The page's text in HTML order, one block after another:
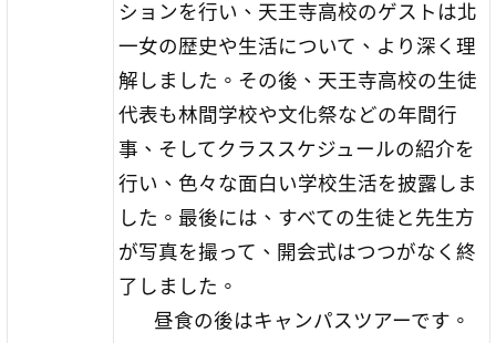
ションを行い、天王寺高校のゲストは北
一女の歴史や生活について、より深く理
解しました。その後、天王寺高校の生徒
代表も林間学校や文化祭などの年間行
事、そしてクラススケジュールの紹介を
行い、色々な面白い学校生活を披露しま
した。最後には、すべての生徒と先生方
が写真を撮って、開会式はつつがなく終
了しました。
昼食の後はキャンパスツアーです。